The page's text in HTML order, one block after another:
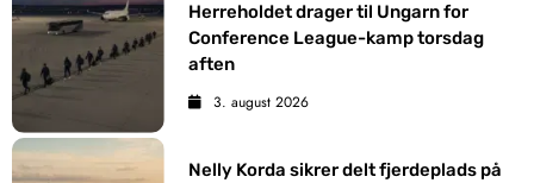
Herreholdet drager til Ungarn for
Conference League-kamp torsdag
aften
3. august 2026
Nelly Korda sikrer delt fjerdeplads på